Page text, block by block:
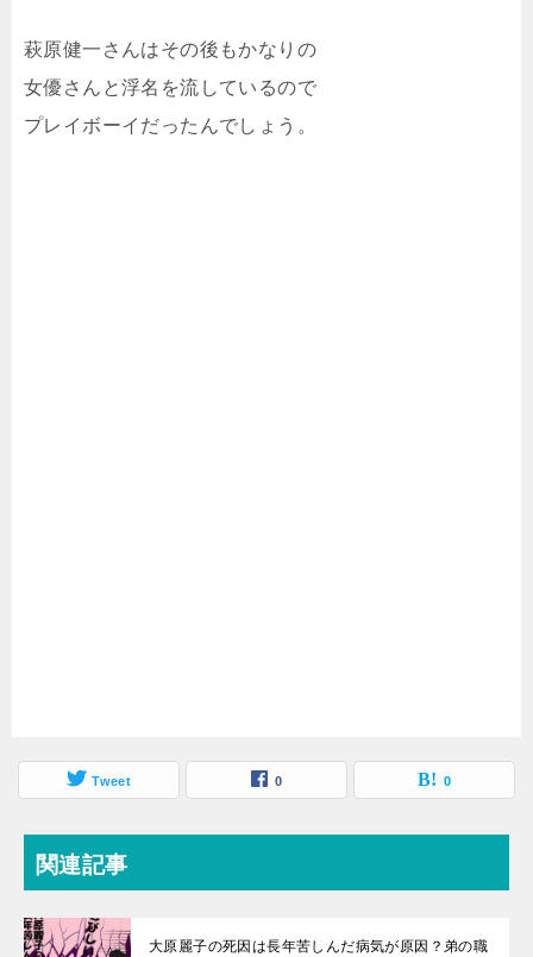
萩原健一さんはその後もかなりの
女優さんと浮名を流しているので
プレイボーイだったんでしょう。
Tweet 0 0
関連記事
大原麗子の死因は長年苦しんだ病気が原因？弟の職